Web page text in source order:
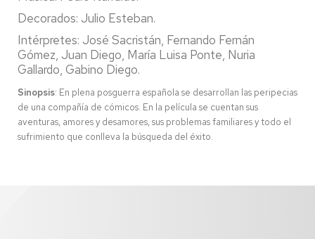
Decorados: Julio Esteban.
Intérpretes: José Sacristán, Fernando Fernán
Gómez, Juan Diego, María Luisa Ponte, Nuria
Gallardo, Gabino Diego.
Sinopsis: En plena posguerra española se desarrollan las peripecias
de una compañía de cómicos. En la película se cuentan sus
aventuras, amores y desamores, sus problemas familiares y todo el
sufrimiento que conlleva la búsqueda del éxito.